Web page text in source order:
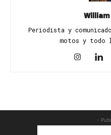
Periodista y
motos y todo
-